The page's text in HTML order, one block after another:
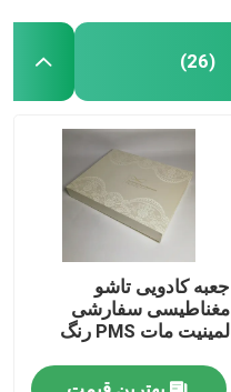
(26)
جعبه کادویی تاشو
مغناطیسی سفارشی
لمینیت مات PMS رنگ